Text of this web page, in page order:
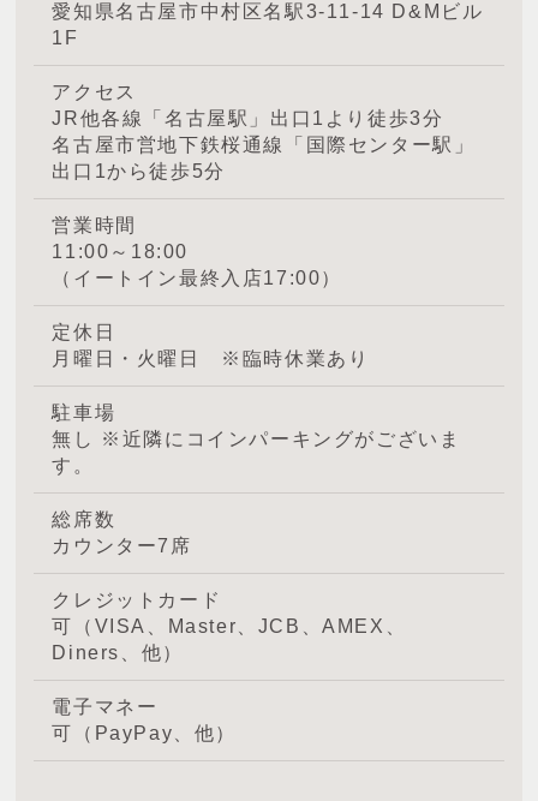
愛知県名古屋市中村区名駅3-11-14 D&Mビル
1F
アクセス
JR他各線「名古屋駅」出口1より徒歩3分
名古屋市営地下鉄桜通線「国際センター駅」
出口1から徒歩5分
営業時間
11:00～18:00
（イートイン最終入店17:00）
定休日
月曜日・火曜日 ※臨時休業あり
駐車場
無し ※近隣にコインパーキングがございま
す。
総席数
カウンター7席
クレジットカード
可（VISA、Master、JCB、AMEX、
Diners、他）
電子マネー
可（PayPay、他）